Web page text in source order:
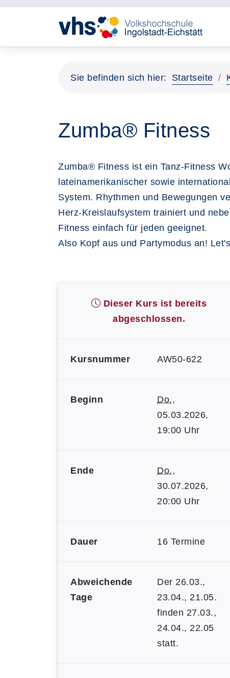
Sie befinden sich hier: Startseite
Zumba® Fitness
Zumba® Fitness ist ein Tanz-Fitness
lateinamerikanischer sowie
System. Rhythmen und Bewegungen
Herz-Kreislaufsystem trainiert und
Fitness einfach für jeden geeignet.
Also Kopf aus und Partymodus an!
Dieser Kurs ist bereits
abgeschlossen.
Kursnummer AW50-622
Beginn Do.,
05.03.2026,
19:00 Uhr
Ende Do.,
30.07.2026,
20:00 Uhr
Dauer 16 Termine
Abweichende
Tage
Der 26.03.,
23.04., 21.05.
finden 27.03.,
24.04., 22.05
statt.